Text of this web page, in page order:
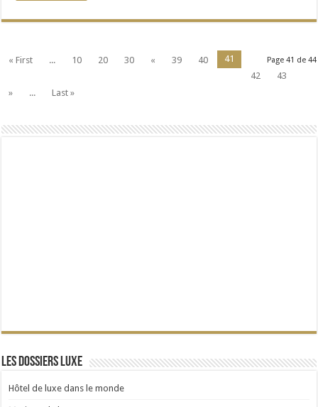
Page 41 de 44
« First ... 10 20 30 « 39 40
41
42
43
»
... Last »
Les dossiers Luxe
Hôtel de luxe dans le monde